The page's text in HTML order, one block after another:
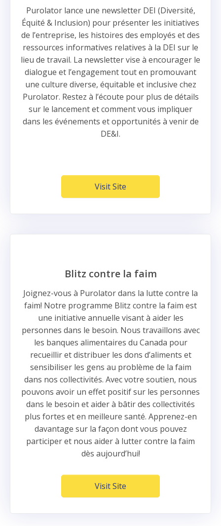
Purolator lance une newsletter DEI (Diversité,
Équité & Inclusion) pour présenter les initiatives
de l’entreprise, les histoires des employés et des
ressources informatives relatives à la DEI sur le
lieu de travail. La newsletter vise à encourager le
dialogue et l’engagement tout en promouvant
une culture diverse, équitable et inclusive chez
Purolator. Restez à l’écoute pour plus de détails
sur le lancement et comment vous impliquer
dans les événements et opportunités à venir de
DE&I.
Visit Site
Blitz contre la faim
Joignez-vous à Purolator dans la lutte contre la
faim! Notre programme Blitz contre la faim est
une initiative annuelle visant à aider les
personnes dans le besoin. Nous travaillons avec
les banques alimentaires du Canada pour
recueillir et distribuer les dons d’aliments et
sensibiliser les gens au problème de la faim
dans nos collectivités. Avec votre soutien, nous
pouvons avoir un effet positif sur les personnes
dans le besoin et aider à bâtir des collectivités
plus fortes et en meilleure santé. Apprenez-en
davantage sur la façon dont vous pouvez
participer et nous aider à lutter contre la faim
dès aujourd’hui!
Visit Site